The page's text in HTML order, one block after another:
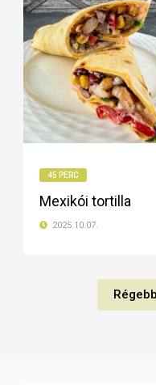
45 PERC
Mexikói tortilla
2025.10.07.